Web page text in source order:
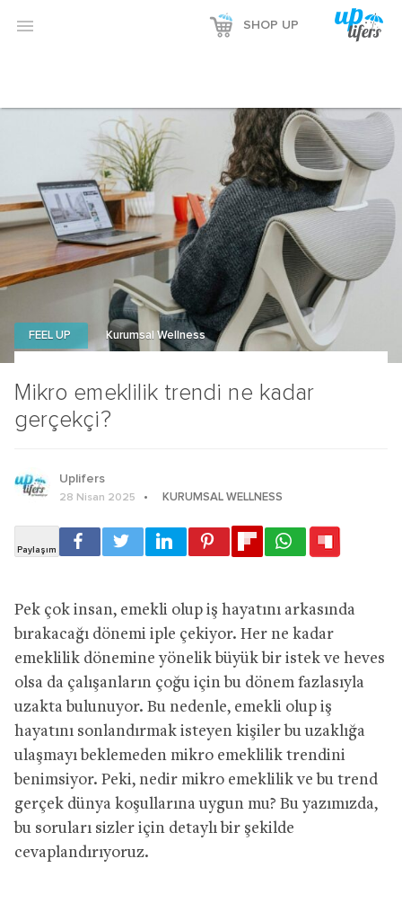
 SHOP UP
Mikro emeklilik trendi ne kadar
gerçekçi?
FEEL UP Kurumsal Wellness
Uplifers
28 Nisan 2025 KURUMSAL WELLNESS
Pek çok insan, emekli olup iş hayatını arkasında
bırakacağı dönemi iple çekiyor. Her ne kadar
emeklilik dönemine yönelik büyük bir istek ve heves
olsa da çalışanların çoğu için bu dönem fazlasıyla
uzakta bulunuyor. Bu nedenle, emekli olup iş
hayatını sonlandırmak isteyen kişiler bu uzaklığa
ulaşmayı beklemeden mikro emeklilik trendini
benimsiyor. Peki, nedir mikro emeklilik ve bu trend
gerçek dünya koşullarına uygun mu? Bu yazımızda,
bu soruları sizler için detaylı bir şekilde
cevaplandırıyoruz.